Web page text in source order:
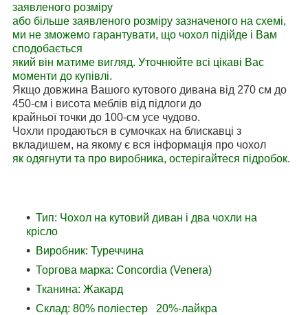
заявленого розміру
або більше заявленого розміру зазначеного на схемі,
ми не зможемо гарантувати, що чохол підійде і Вам
сподобається
який він матиме вигляд. Уточнюйте всі цікаві Вас
моменти до купівлі.
Якщо довжина Вашого кутового дивана від 270 см до
450-см і висота меблів від підлоги до
крайньої точки до 100-см усе чудово.
Чохли продаються в сумочках на блискавці з
вкладишем, на якому є вся інформація про чохол
як одягнути та про виробника, остерігайтеся підробок.
Тип: Чохол на кутовий диван і два чохли на
крісло
Виробник: Туреччина
Торгова марка: Concordia (Venera)
Тканина: Жакард
Склад: 80% поліестер 20%-лайкра